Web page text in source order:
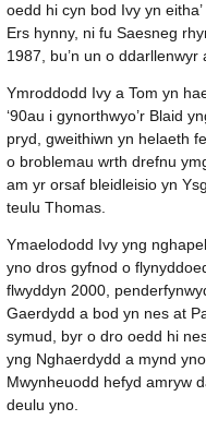
oedd hi cyn bod Ivy yn
Ers hynny, ni fu Saesneg
1987, bu’n un o
Ymroddodd Ivy a Tom yn
‘90au i gynorthwyo’r Blaid
pryd, gweithiwn yn helaeth
o broblemau wrth drefnu
am yr orsaf bleidleisio yn
teulu Thomas.
Ymaelododd Ivy yng
yno dros gyfnod o
flwyddyn 2000,
Gaerdydd a bod yn nes at
symud, byr o dro oedd hi
yng Nghaerdydd a mynd
Mwynheuodd hefyd amryw
deulu yno.